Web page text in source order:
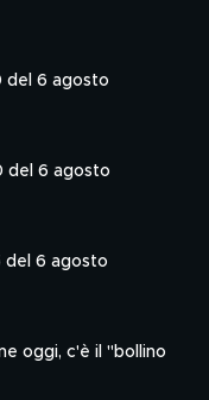
del 6 agosto
del 6 agosto
del 6 agosto
oggi, c'è il "bollino